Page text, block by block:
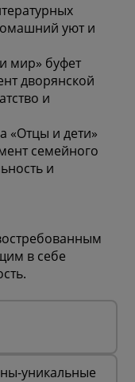
уют и
мир» буфет
дворянской
и
«Отцы и дети»
семейного
и
в себе